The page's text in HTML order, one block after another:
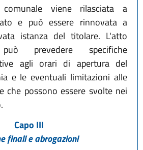
comunale viene rilasciata a
e può essere rinnovata a
istanza del titolare. L'atto
prevedere specifiche
agli orari di apertura del
e le eventuali limitazioni alle
che possono essere svolte nei
Capo III
finali e abrogazioni